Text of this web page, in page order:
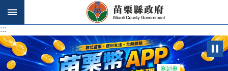
跳到主要內容區塊
:::
:::